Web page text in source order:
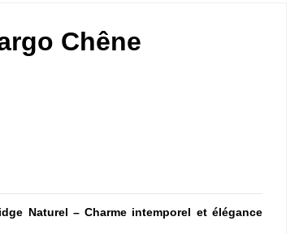
Chêne
Naturel – Charme intemporel et élégance